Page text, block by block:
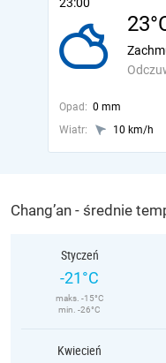
Opad: 0 mm
Wiatr:
10 km/h
Chang’an - średnie
Styczeń
-21°C
maks. -15°C
min. -26°C
Kwiecień